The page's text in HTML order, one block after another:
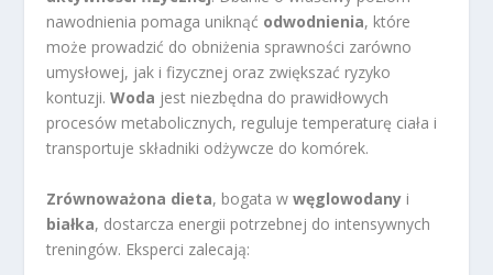
nawodnienia pomaga uniknąć odwodnienia, które
może prowadzić do obniżenia sprawności zarówno
umysłowej, jak i fizycznej oraz zwiększać ryzyko
kontuzji.Woda jest niezbędna do prawidłowych
procesów metabolicznych, reguluje temperaturę ciała i
transportuje składniki odżywcze do komórek.
Zrównoważona dieta, bogata wwęglowodany i
białka, dostarcza energii potrzebnej do intensywnych
treningów. Eksperci zalecają: